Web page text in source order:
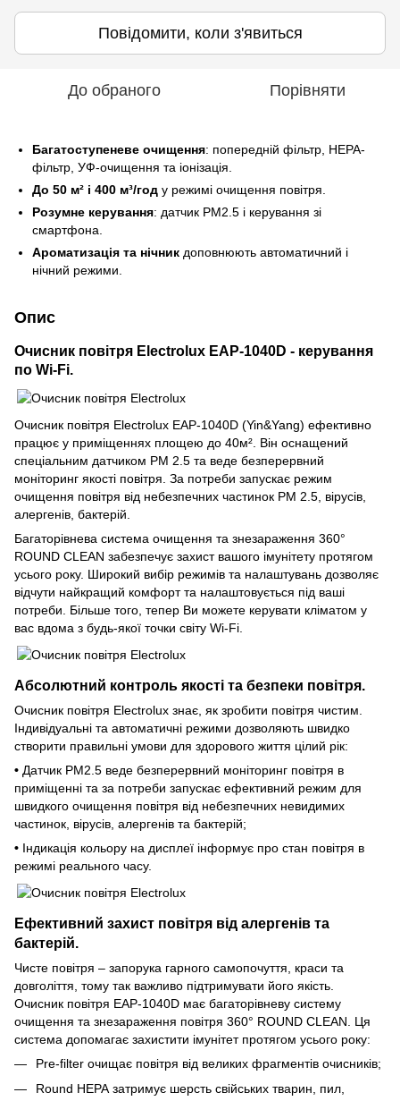
Повідомити, коли з'явиться
До обраного Порівняти
Багатоступеневе очищення: попередній фільтр, HEPA-
фільтр, УФ-очищення та іонізація.
До 50 м² і 400 м³/год у режимі очищення повітря.
Розумне керування: датчик PM2.5 і керування зі
смартфона.
Ароматизація та нічник доповнюють автоматичний і
нічний режими.
Опис
Очисник повітря Electrolux EAP-1040D - керування
по Wi-Fi.
Очисник повітря Electrolux EAP-1040D (Yin&Yang) ефективно
працює у приміщеннях площею до 40м². Він оснащений
спеціальним датчиком РМ 2.5 та веде безперервний
моніторинг якості повітря. За потреби запускає режим
очищення повітря від небезпечних частинок РМ 2.5, вірусів,
алергенів, бактерій.
Багаторівнева система очищення та знезараження 360°
ROUND CLEAN забезпечує захист вашого імунітету протягом
усього року. Широкий вибір режимів та налаштувань дозволяє
відчути найкращий комфорт та налаштовується під ваші
потреби. Більше того, тепер Ви можете керувати кліматом у
вас вдома з будь-якої точки світу Wi-Fi.
Абсолютний контроль якості та безпеки повітря.
Очисник повітря Electrolux знає, як зробити повітря чистим.
Індивідуальні та автоматичні режими дозволяють швидко
створити правильні умови для здорового життя цілий рік:
• Датчик РМ2.5 веде безперервний моніторинг повітря в
приміщенні та за потреби запускає ефективний режим для
швидкого очищення повітря від небезпечних невидимих
частинок, вірусів, алергенів та бактерій;
• Індикація кольору на дисплеї інформує про стан повітря в
режимі реального часу.
Ефективний захист повітря від алергенів та
бактерій.
Чисте повітря – запорука гарного самопочуття, краси та
довголіття, тому так важливо підтримувати його якість.
Очисник повітря EAP-1040D має багаторівневу систему
очищення та знезараження повітря 360° ROUND CLEAN. Ця
система допомагає захистити імунітет протягом усього року:
Pre-filter очищає повітря від великих фрагментів очисників;
Round НЕРА затримує шерсть свійських тварин, пил,